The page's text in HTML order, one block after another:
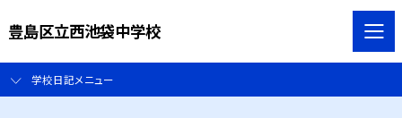
豊島区立西池袋中学校
学校日記メニュー